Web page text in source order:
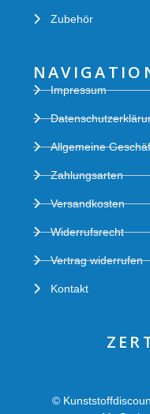
Zubehör
Impressum
Allgemeine
Zahlungsarten
Versandkosten
Widerrufsrecht
Vertrag widerrufen
Kontakt
©